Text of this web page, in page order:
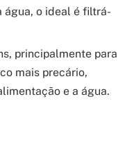
água, o ideal é filtrá-
principalmente para
mais precário,
e a água.